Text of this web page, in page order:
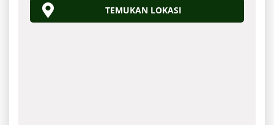
TEMUKAN LOKASI